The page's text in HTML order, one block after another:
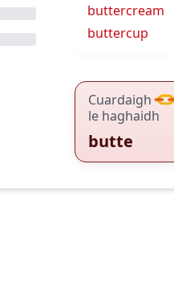
buttercream
buttercup
Cuardaigh
le haghaidh
butte